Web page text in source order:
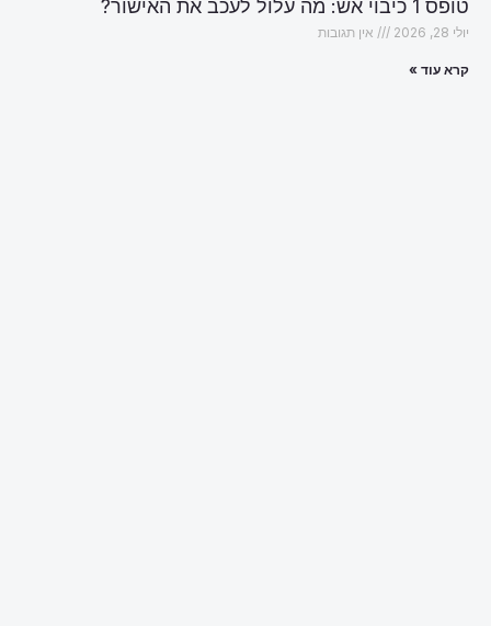
טופס 1 כיבוי אש: מה עלול לעכב את האישור?
יולי 28, 2026 אין תגובות
קרא עוד »